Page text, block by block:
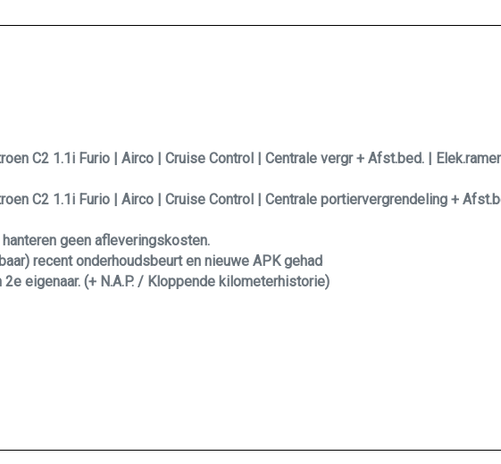
C2 1.1i Furio | Airco | Cruise Control | Centrale vergr + Afst.bed. |
C2 1.1i Furio | Airco | Cruise Control | Centrale portiervergrendeling +
geen afleveringskosten.
recent onderhoudsbeurt en nieuwe APK gehad
eigenaar. (+ N.A.P. / Kloppende kilometerhistorie)
EN PROEFRIT?